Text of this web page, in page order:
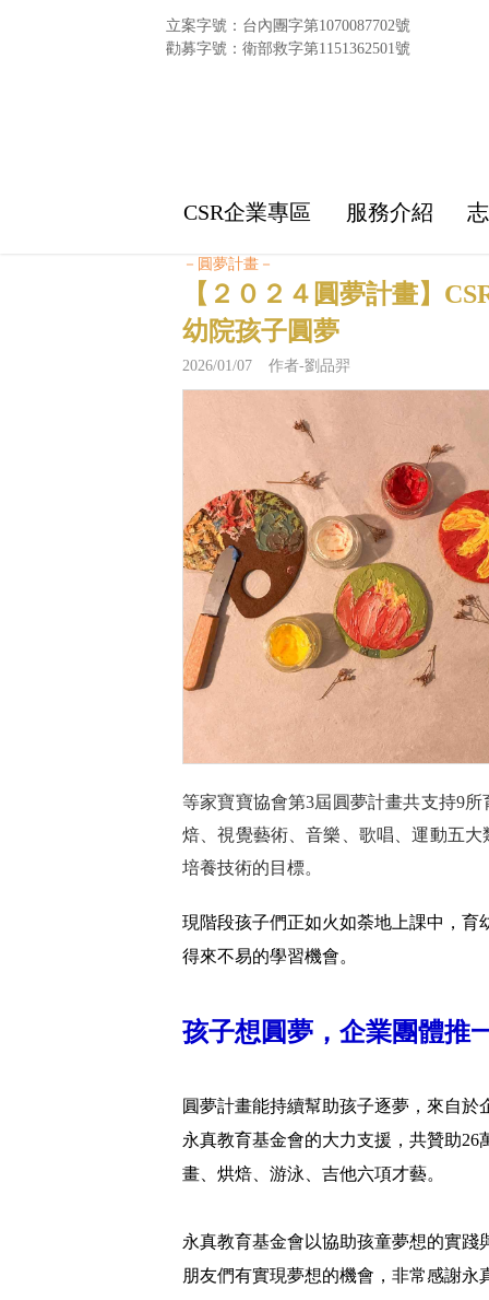
立案字號：台內團字第1070087702號
勸募字號：衛部救字第1151362501號
CSR企業專區 服務介紹
－圓夢計畫－
【２０２４圓夢計畫】
幼院孩子圓夢
2026/01/07 作者-劉品羿
等家寶寶協會第3屆圓夢計畫共支持9
焙、視覺藝術、音樂、歌唱、運動五
培養技術的目標。
現階段孩子們正如火如荼地上課中，
得來不易的學習機會。
孩子想圓夢，企業團體推
圓夢計畫能持續幫助孩子逐夢，來自
永真教育基金會的大力支援，共贊助
畫、烘焙、游泳、吉他六項才藝。
永真教育基金會以協助孩童夢想的實
朋友們有實現夢想的機會，非常感謝